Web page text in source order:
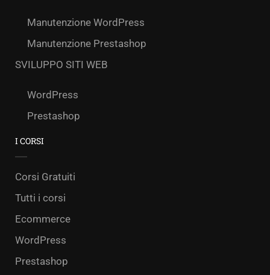
Manutenzione WordPress
Manutenzione Prestashop
SVILUPPO SITI WEB
WordPress
Prestashop
I CORSI
Corsi Gratuiti
Tutti i corsi
Ecommerce
WordPress
Prestashop